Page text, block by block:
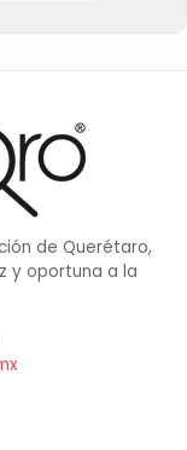
de Querétaro,
y oportuna a la